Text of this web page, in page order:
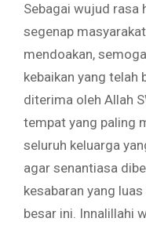
Sebagai wujud rasa
segenap
mendoakan,
kebaikan yang telah
diterima oleh Allah
tempat yang paling
seluruh keluarga
agar senantiasa
kesabaran yang
besar ini. Innalillahi